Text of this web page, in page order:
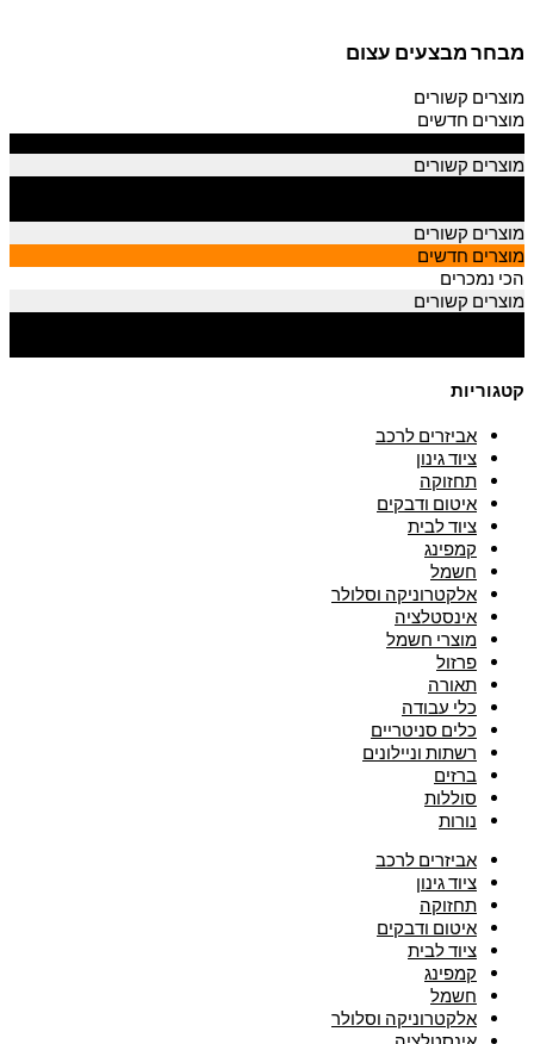
מבחר מבצעים עצום
מוצרים קשורים
מוצרים חדשים
מוצרים קשורים
מוצרים קשורים
מוצרים חדשים
הכי נמכרים
מוצרים קשורים
קטגוריות
אביזרים לרכב
ציוד גינון
תחזוקה
איטום ודבקים
ציוד לבית
קמפינג
חשמל
אלקטרוניקה וסלולר
אינסטלציה
מוצרי חשמל
פרזול
תאורה
כלי עבודה
כלים סניטריים
רשתות וניילונים
ברזים
סוללות
נורות
אביזרים לרכב
ציוד גינון
תחזוקה
איטום ודבקים
ציוד לבית
קמפינג
חשמל
אלקטרוניקה וסלולר